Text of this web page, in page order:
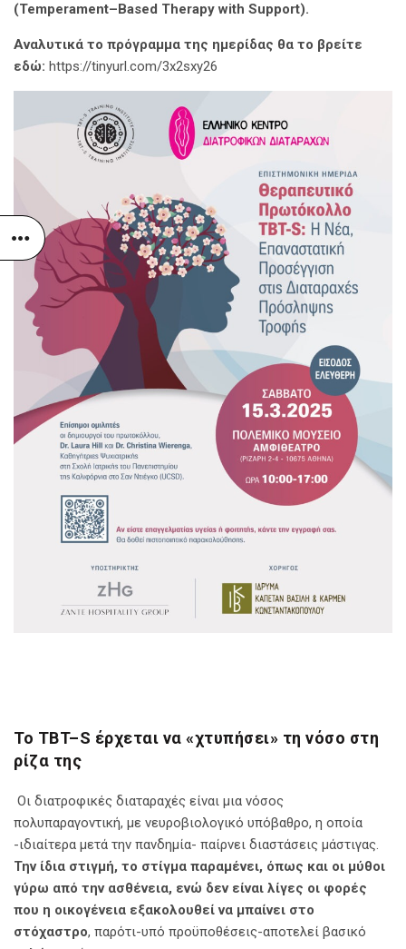
(Temperament–Based Therapy with Support).
Αναλυτικά το πρόγραμμα της ημερίδας θα το βρείτε
εδώ: https://tinyurl.com/3x2sxy26
Το TBT–S έρχεται να «χτυπήσει» τη νόσο στη
ρίζα της
Οι διατροφικές διαταραχές είναι μια νόσος
πολυπαραγοντική, με νευροβιολογικό υπόβαθρο, η οποία
-ιδιαίτερα μετά την πανδημία- παίρνει διαστάσεις μάστιγας.
Την ίδια στιγμή, το στίγμα παραμένει, όπως και οι μύθοι
γύρω από την ασθένεια, ενώ δεν είναι λίγες οι φορές
που η οικογένεια εξακολουθεί να μπαίνει στο
στόχαστρο, παρότι-υπό προϋποθέσεις-αποτελεί βασικό